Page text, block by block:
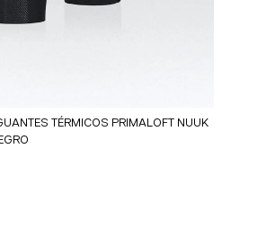
TÉRMICOS PRIMALOFT NUUK